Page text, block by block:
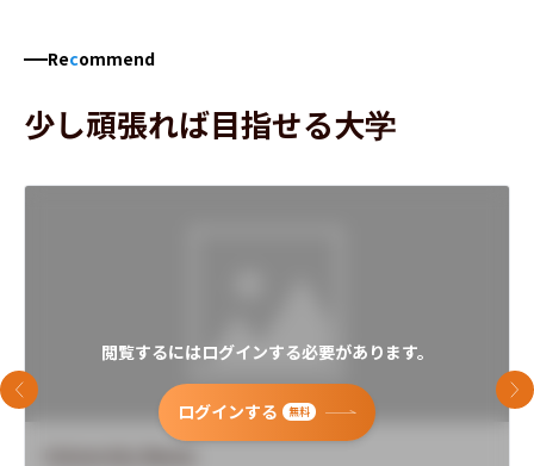
Recommend
少し頑張れば目指せる大学
閲覧するにはログインする必要があります。
ログインする 無料
前のスライド 次